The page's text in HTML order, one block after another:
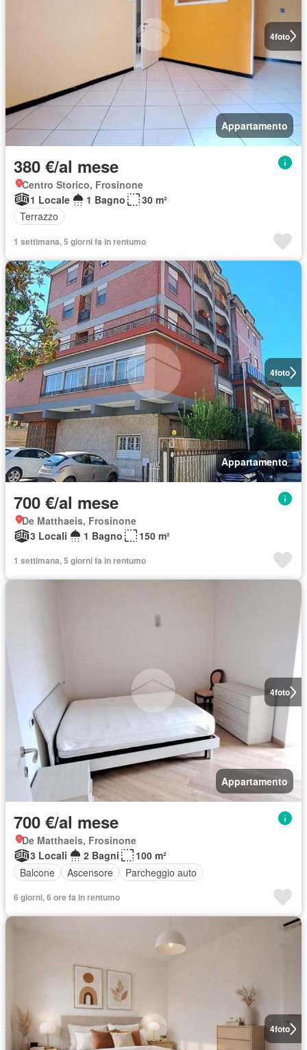
4foto
Appartamento
380 €/al mese
Centro Storico, Frosinone
1 Locale
1 Bagno
30 m²
Terrazzo
1 settimana, 5 giorni fa in rentumo
4foto
Appartamento
700 €/al mese
De Matthaeis, Frosinone
3 Locali
1 Bagno 150 m²
1 settimana, 5 giorni fa in rentumo
4foto
Appartamento
700 €/al mese
De Matthaeis, Frosinone
3 Locali
2 Bagni
100 m²
Balcone
Ascensore Parcheggio auto
6 giorni, 6 ore fa in rentumo
4foto